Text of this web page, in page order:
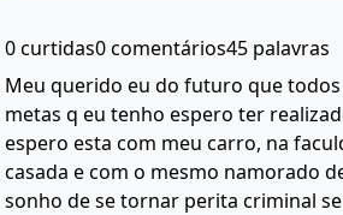
0 curtidas0 comentários45 palavras
Meu querido eu do futuro que
metas q eu tenho espero ter
espero esta com meu carro, na
casada e com o mesmo namorado
sonho de se tornar perita criminal